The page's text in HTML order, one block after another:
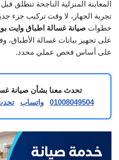
المعاينة المنزلية الناجحة تنطلق
تجربة الجهاز، لا وقت تركيب جزء
خطوات صيانة غسالة اطباق وايت
على تجهيز بيانات غسالة الأطباق،
على أساس فحص عملي محدد.
تحدث معنا بشأن صيانة
01008049504
واتساب تحدث